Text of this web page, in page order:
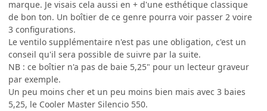
marque. Je visais cela aussi en + d'une esthétique classique
de bon ton. Un boîtier de ce genre pourra voir passer 2 voire
3 configurations.
Le ventilo supplémentaire n'est pas une obligation, c'est un
conseil qu'il sera possible de suivre par la suite.
NB : ce boîtier n'a pas de baie 5,25" pour un lecteur graveur
par exemple.
Un peu moins cher et un peu moins bien mais avec 3 baies
5,25, le Cooler Master Silencio 550.